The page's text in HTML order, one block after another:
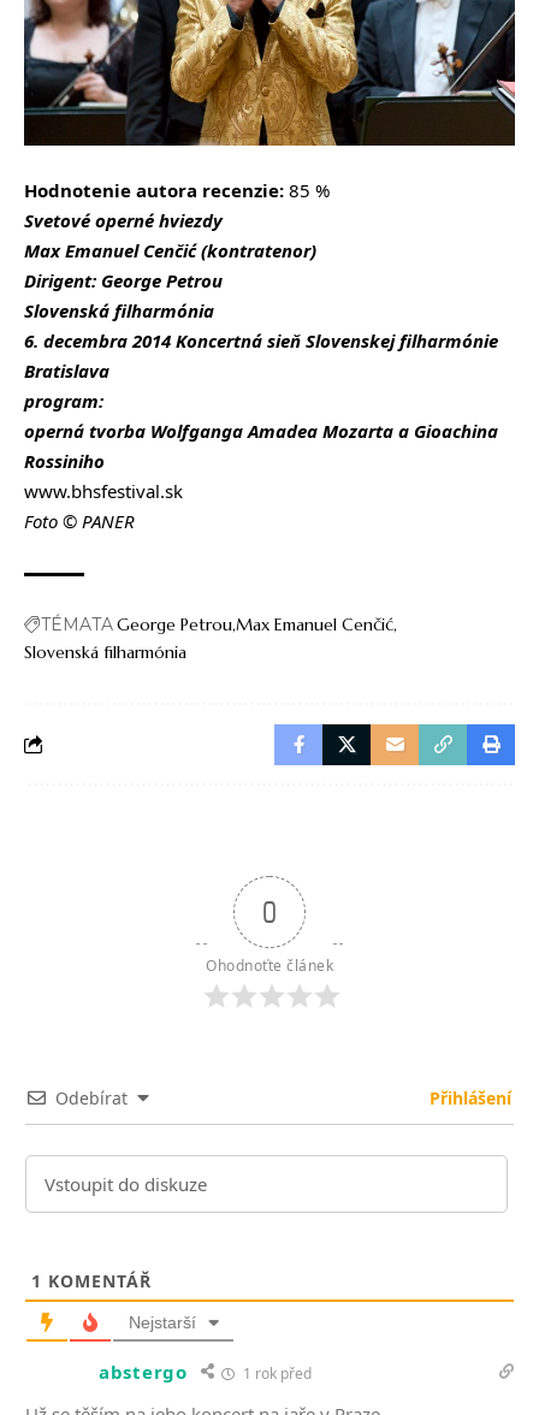
Hodnotenie autora recenzie: 85 %
Svetové operné hviezdy
Max Emanuel Cenčić (kontratenor)
Dirigent: George Petrou
Slovenská filharmónia
6. decembra 2014 Koncertná sieň Slovenskej filharmónie
Bratislava
program:
operná tvorba Wolfganga Amadea Mozarta a Gioachina
Rossiniho
www.bhsfestival.sk
Foto © PANER
TÉMATAGeorge PetrouMax Emanuel Cenčić
Slovenská filharmónia
0
Ohodnoťte článek
Odebírat Přihlášení
1 KOMENTÁŘ
Nejstarší
abstergo 1 rok před